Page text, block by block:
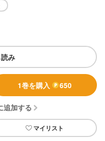
み
1巻を購入 650
追加する
マイリスト